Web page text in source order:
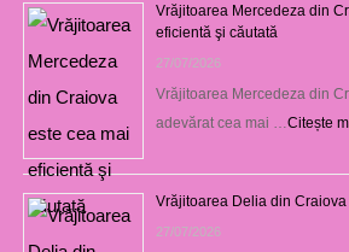
Vrăjitoarea Mercedeza din
eficientă şi căutată
27/07/2026
Vrăjitoarea Mercedeza din
adevărat cea mai … Citește
Vrăjitoarea Delia din Craiova
27/07/2026